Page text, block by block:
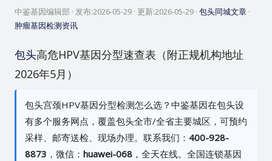
中鉴基因编辑部 · 发布:2026-05-29· 更新:2026-05-29· 包头同城文章·
肿瘤基因检测资讯
包头高危HPV基因分型速查表（附正规机构地址
2026年5月）
包头宫颈HPV基因分型检测怎么选？中鉴基因在包头设
有多个服务网点，覆盖包头全市/全省主要城区，可预约
采样、邮寄送检、现场办理。联系我们： 400-928-
8873 ，微信： huawei-068，全天在线。全国连锁基因